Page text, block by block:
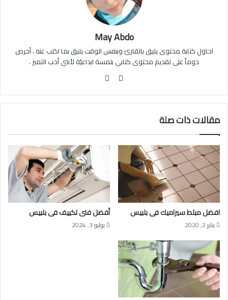
May Abdo
احاول كتابة محتوى يليق بالقارئ وبنفس الوقت يليق بما اكتب عنه ، أحرص
دوماً على تقديم محتوى كتابي بلمسة ابداعيّة لأنني أحب التميز .
موقع
مقالات ذات صلة
افضل مبلط سيراميك فى بلبيس
يناير 2, 2020
أفضل فنى تكييف فى بلبيس
يوليو 3, 2024